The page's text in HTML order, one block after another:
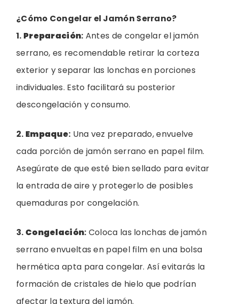
¿Cómo Congelar el Jamón Serrano?
1. Preparación: Antes de congelar el jamón
serrano, es recomendable retirar la corteza
exterior y separar las lonchas en porciones
individuales. Esto facilitará su posterior
descongelación y consumo.
2. Empaque: Una vez preparado, envuelve
cada porción de jamón serrano en papel film.
Asegúrate de que esté bien sellado para evitar
la entrada de aire y protegerlo de posibles
quemaduras por congelación.
3. Congelación: Coloca las lonchas de jamón
serrano envueltas en papel film en una bolsa
hermética apta para congelar. Así evitarás la
formación de cristales de hielo que podrían
afectar la textura del jamón.